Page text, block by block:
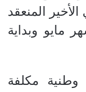
المنعقد
مايو وبداية
وطنية مكلفة